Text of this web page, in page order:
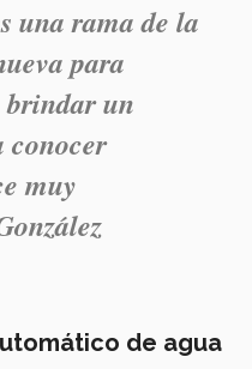
una rama de la
para
un
conocer
muy
de agua